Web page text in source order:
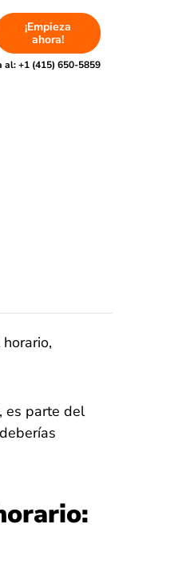
¡Empieza
ahora!
al:+1 (415) 650-5859
es parte del